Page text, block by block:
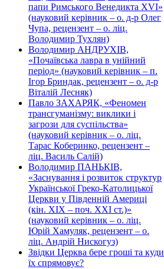
папи Римського Венедикта XVI»
(науковий керівник – о. д-р Олег
Чупа, рецензент – о. ліц.
Володимир Тухлян)
Володимир АНДРУХІВ,
«Почаївська лавра в унійний
період» (науковий керівник – п.
Ігор Бриндак, рецензент – о. д-р
Віталій Лесняк)
Павло ЗАХАРЯК, «Феномен
трансгуманізму: виклики і
загрози для суспільства»
(науковий керівник – о. ліц.
Тарас Коберинко, рецензент –
ліц. Василь Салій)
Володимир ПАНЬКІВ,
«Заснування і розвиток структур
Української Греко-Католицької
Церкви у Південній Америці
(кін. ХІХ – поч. ХХІ ст.)»
(науковий керівник – о. ліц.
Юрій Хамуляк, рецензент – о.
ліц. Андрій Нискогуз)
Звідки Церква бере гроші та куди
їх спрямовує?